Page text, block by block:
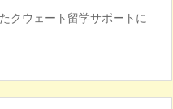
クウェート留学サポートに